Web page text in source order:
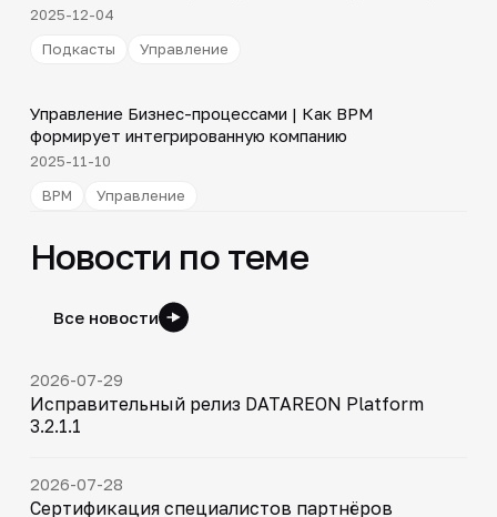
2025-12-04
Подкасты
Управление
▶
Управление Бизнес-процессами | Как BPM
формирует интегрированную компанию
2025-11-10
BPM
Управление
Новости по теме
Все новости
2026-07-29
Исправительный релиз DATAREON Platform
3.2.1.1
2026-07-28
Сертификация специалистов партнёров